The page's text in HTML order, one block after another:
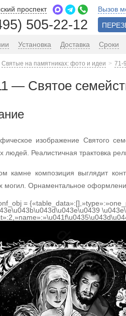
проспект
505-22-12
Вызов
Установка Доставка Сроки
Святые на памятниках: фото и идеи 71-
— Святое
изображение Святого
людей. Реалистичная трактовка
камне композиция выглядит
могил. Орнаментальное
=